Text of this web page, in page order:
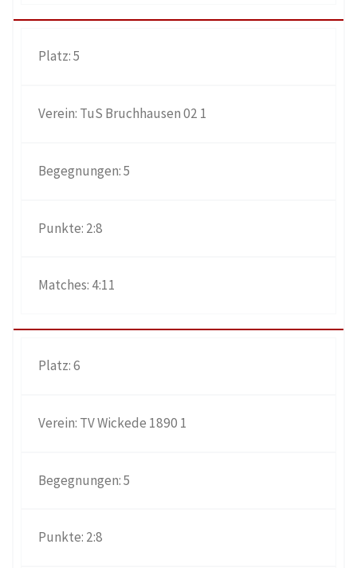
5
TuS Bruchhausen 02 1
5
2:8
4:11
6
TV Wickede 1890 1
5
2:8